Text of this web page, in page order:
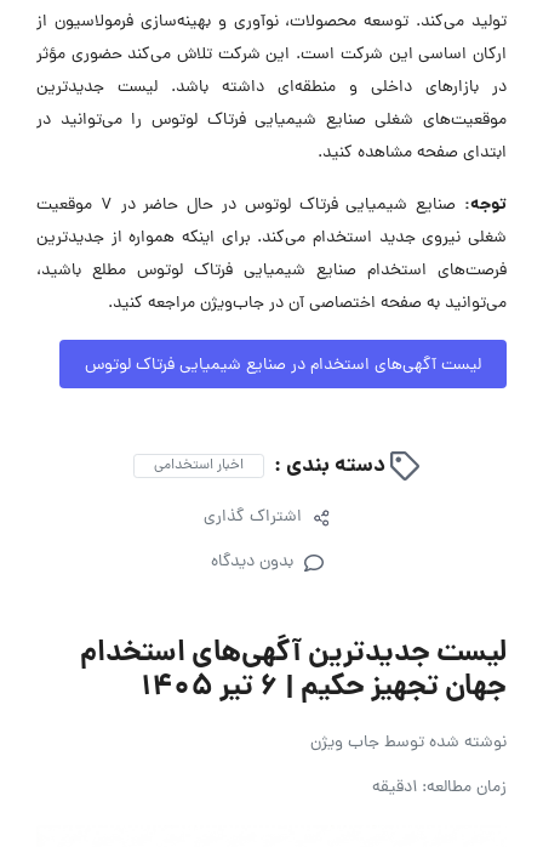
تولید می‌کند. توسعه محصولات، نوآوری و بهینه‌سازی فرمولاسیون از
ارکان اساسی این شرکت است. این شرکت تلاش می‌کند حضوری مؤثر
در بازارهای داخلی و منطقه‌ای داشته باشد. لیست جدیدترین
موقعیت‌های شغلی صنایع شیمیایی فرتاک لوتوس را می‌توانید در
ابتدای صفحه مشاهده کنید.
توجه:
صنایع شیمیایی فرتاک لوتوس در حال حاضر در ۷ موقعیت
شغلی نیروی جدید استخدام می‌کند. برای اینکه همواره از جدیدترین
فرصت‌های استخدام صنایع شیمیایی فرتاک لوتوس مطلع باشید،
می‌توانید به صفحه اختصاصی آن در جاب‌ویژن مراجعه کنید.
لیست آگهی‌های استخدام در صنایع شیمیایی فرتاک لوتوس
دسته بندی : اخبار استخدامی
اشتراک گذاری
بدون دیدگاه
لیست جدیدترین آگهی‌های استخدام
جهان تجهیز حکیم | ۶ تیر ۱۴۰۵
نوشته شده توسطجاب ویژن
زمان مطالعه: 1دقیقه